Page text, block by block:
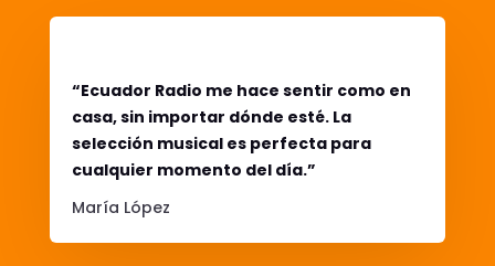
“Ecuador Radio me hace sentir como en
casa, sin importar dónde esté. La
selección musical es perfecta para
cualquier momento del día.”
María López